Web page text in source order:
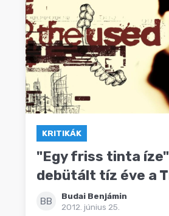
KRITIKÁK
"Egy friss tinta
debütált tíz éve a
BB
Budai Benjámin
2012. június 25.